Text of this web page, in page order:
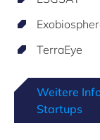
TerraEye
Weitere
Startups